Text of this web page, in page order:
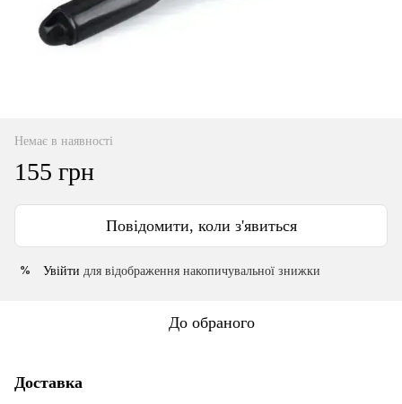
Немає в наявності
155 грн
Повідомити, коли з'явиться
% Увійти для відображення накопичувальної знижки
До обраного
Доставка